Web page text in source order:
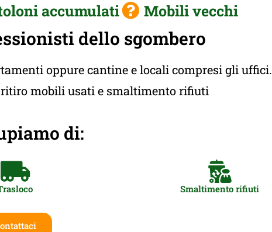
accumulati Mobili vecchi
dello sgombero
oppure cantine e locali compresi gli uffici.
mobili usati e smaltimento rifiuti
di:
Smaltimento rifiuti